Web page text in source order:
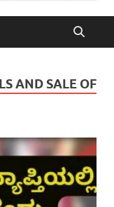
AND SALE OF